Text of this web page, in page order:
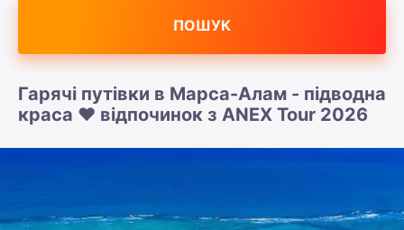
ПОШУК
Гарячі путівки в Марса-Алам - підводна
краса ❤️ відпочинок з ANEX Tour 2026